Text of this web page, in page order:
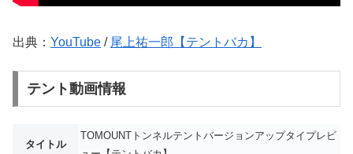
出典： YouTube / 尾上祐一郎【テントバカ】
テント動画情報
タイトル
TOMOUNTトンネルテントバージョンアップタイプレビ